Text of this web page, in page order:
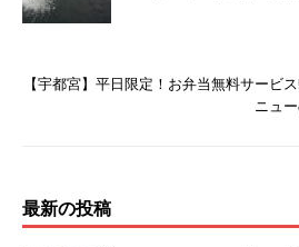
【宇都宮】平日限定！お弁当無料サービ
ニュ
最新の投稿